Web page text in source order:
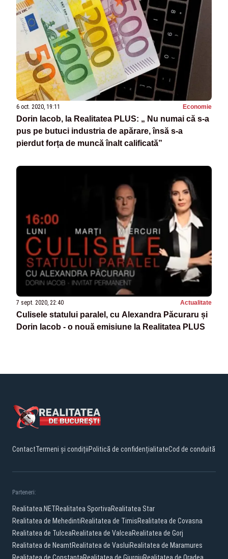
6 oct. 2020, 19:11 Economie
Dorin Iacob, la Realitatea PLUS: „ Nu numai că s-a
pus pe butuci industria de apărare, însă s-a
pierdut forța de muncă înalt calificată”
7 sept. 2020, 22:40 Actualitate
Culisele statului paralel, cu Alexandra Păcuraru și
Dorin Iacob - o nouă emisiune la Realitatea PLUS
ContactTermeni și condițiiPolitică de confidențialitateCod de conduită
Parteneri:
Realitatea.NETRealitatea SportivaRealitatea Star
Realitatea de MehedintiRealitatea de TimisRealitatea de Covasna
Realitatea de TulceaRealitatea de ValceaRealitatea de Gorj
Realitatea de NeamtRealitatea de VasluiRealitatea de Maramures
Realitatea de ConstantaRealitatea de GiurgiuRealitatea de Oradea